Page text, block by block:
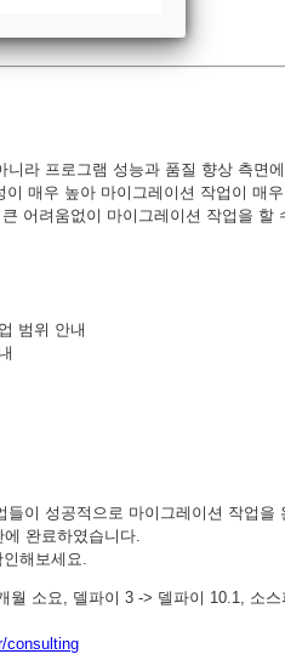
라 프로그램 성능과 품질 향상 측면
매우 높아 마이그레이션 작업이 매
어려움없이 마이그레이션 작업을 할
범위 안내
이 성공적으로 마이그레이션 작업을
완료하였습니다.
해보세요.
월 소요, 델파이 3 -> 델파이 10.1, 소
consulting